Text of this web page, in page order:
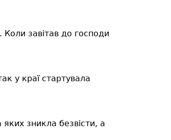
завітав до господи
у краї стартувала
зникла безвісти, а